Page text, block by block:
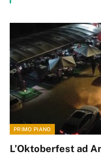
PRIMO PIANO
L’Oktoberfest ad